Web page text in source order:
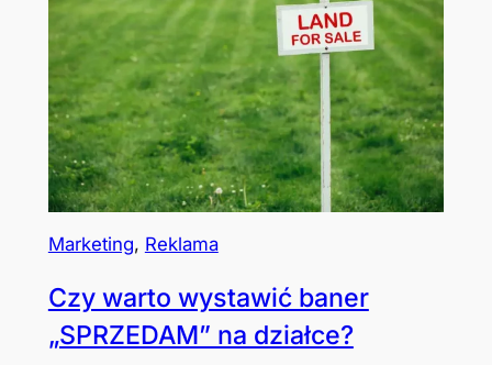
Marketing, Reklama
Czy warto wystawić baner
„SPRZEDAM” na działce?